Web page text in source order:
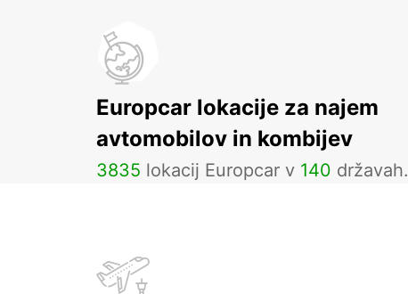
Europcar lokacije za najem
avtomobilov in kombijev
3835 lokacij Europcar v 140 državah.